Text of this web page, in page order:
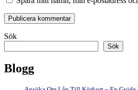
Sök
Sök
Blogg